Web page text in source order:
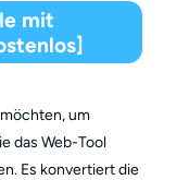
mit
um
das Web-Tool
Es konvertiert die